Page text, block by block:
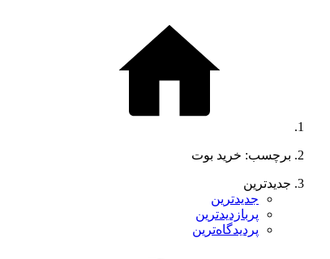
برچسب: خرید بوت
جدیدترین
جدیدترین
پربازدیدترین
پردیدگاه‌ترین